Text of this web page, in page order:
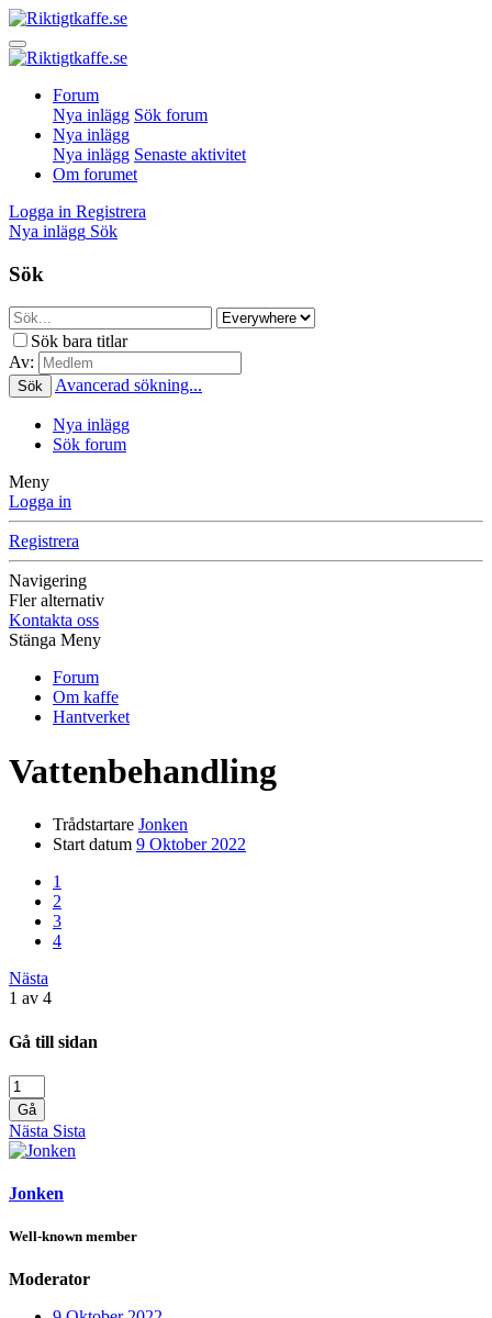
Forum
Nya inlägg Sök forum
Nya inlägg
Nya inlägg Senaste aktivitet
Om forumet
Logga in Registrera
Nya inlägg Sök
Sök
Sök bara titlar
Av:
Sök Avancerad sökning...
Nya inlägg
Sök forum
Meny
Logga in
Registrera
Navigering
Fler alternativ
Kontakta oss
Stänga Meny
Forum
Om kaffe
Hantverket
Vattenbehandling
Trådstartare Jonken
Start datum 9 Oktober 2022
1
2
3
4
Nästa
1 av 4
Gå till sidan
Gå
Nästa Sista
Jonken
Well-known member
Moderator